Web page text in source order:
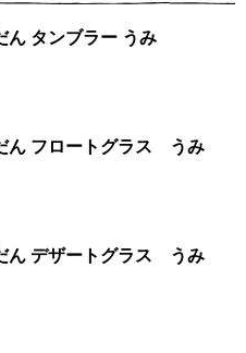
ノラネコぐんだん タンブラー うみ
ノラネコぐんだん フロートグラス うみ
ノラネコぐんだん デザートグラス うみ